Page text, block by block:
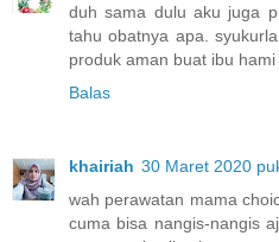
duh sama dulu aku juga
tahu obatnya apa.
produk aman buat ibu
Balas
khairiah 30 Maret 2020
wah perawatan mama
cuma bisa nangis-nangis